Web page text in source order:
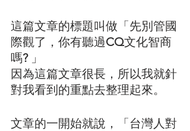
這篇文章的標題叫做「先別管國
際觀了，你有聽過CQ文化智商
嗎? 」
因為這篇文章很長，所以我就針
對我看到的重點去整理起來。
文章的一開始就說，「台灣人對